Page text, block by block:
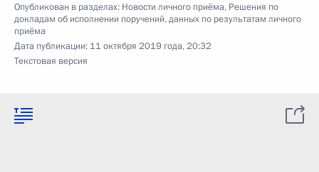
Опубликован в разделах: Новости личного приёма, Решения по
докладам об исполнении поручений, данных по результатам личного
приёма
Дата публикации: 11 октября 2019 года, 20:32
Текстовая версия